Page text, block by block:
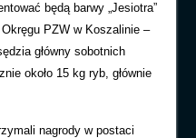
będą barwy „Jesiotra”
PZW w Koszalinie –
główny sobotnich
około 15 kg ryb, głównie
nagrody w postaci